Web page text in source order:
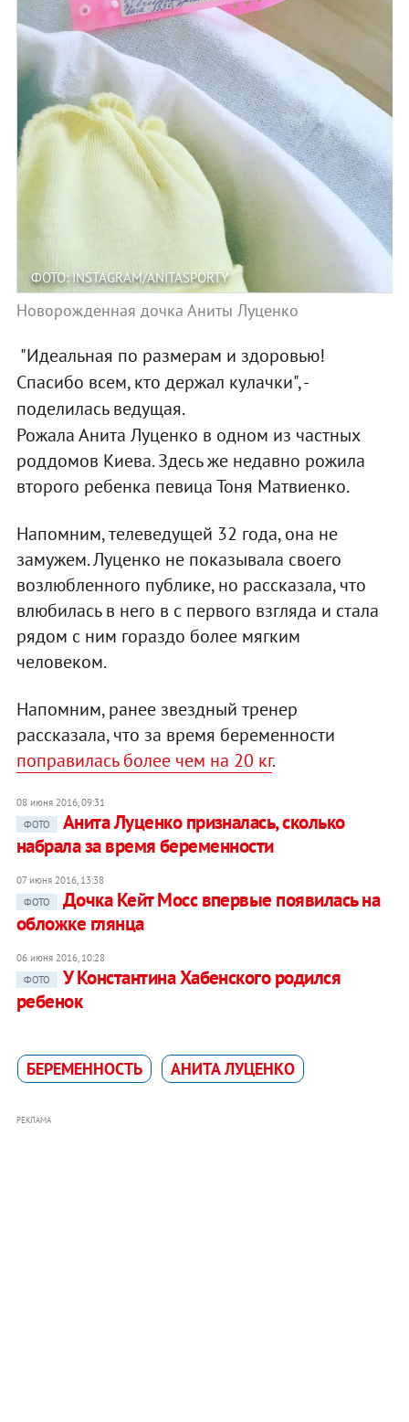
ФОТО: INSTAGRAM/АNITASPORTY
Новорожденная дочка Аниты Луценко
"Идеальная по размерам и здоровью!
Спасибо всем, кто держал кулачки", -
поделилась ведущая.
Рожала Анита Луценко в одном из частных
роддомов Киева. Здесь же недавно рожила
второго ребенка певица Тоня Матвиенко.
Напомним, телеведущей 32 года, она не
замужем. Луценко не показывала своего
возлюбленного публике, но рассказала, что
влюбилась в него в с первого взгляда и стала
рядом с ним гораздо более мягким
человеком.
Напомним, ранее звездный тренер
рассказала, что за время беременности
поправилась более чем на 20 кг.
08 июня 2016, 09:31
ФОТО
Анита Луценко призналась, сколько
набрала за время беременности
07 июня 2016, 13:38
ФОТО
Дочка Кейт Мосс впервые появилась на
обложке глянца
06 июня 2016, 10:28
ФОТО
У Константина Хабенского родился
ребенок
БЕРЕМЕННОСТЬ АНИТА ЛУЦЕНКО
РЕКЛАМА